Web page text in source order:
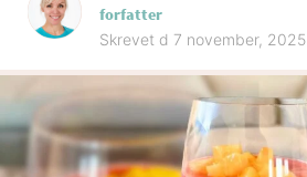
forfatter
Skrevet d 7 november, 2025